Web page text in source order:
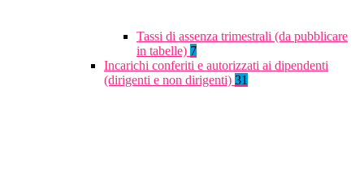
Tassi di assenza trimestrali (da pubblicare
in tabelle) 7
Incarichi conferiti e autorizzati ai dipendenti
(dirigenti e non dirigenti) 31